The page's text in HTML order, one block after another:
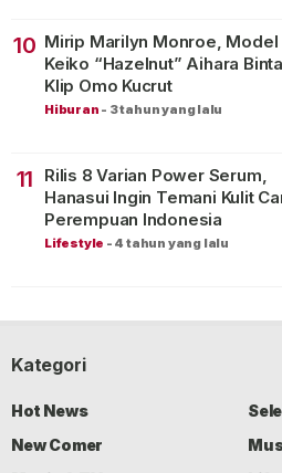
10 Mirip Marilyn Monroe, Model
Keiko “Hazelnut” Aihara
Klip Omo Kucrut
Hiburan - 3 tahun yang lalu
11
Rilis 8 Varian Power Serum,
Hanasui Ingin Temani Kulit
Perempuan Indonesia
Lifestyle - 4 tahun yang lalu
Kategori
Hot News
New Comer